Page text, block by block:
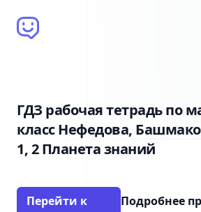
Brain Bot
ГДЗ рабочая тетрадь по
класс Нефедова,
1, 2 Планета знаний
Перейти к
Подробнее